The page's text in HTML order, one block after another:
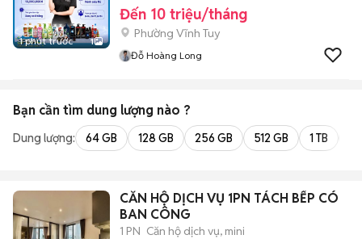
1 phút trước 1
Đến 10 triệu/tháng
Phường Vĩnh Tuy
Đỗ Hoàng Long
Bạn cần tìm dung lượng nào ?
Dung lượng: 64 GB 128 GB 256 GB 512 GB 1 TB
CĂN HỘ DỊCH VỤ 1PN TÁCH BẾP CÓ
BAN CÔNG
1 PN Căn hộ dịch vụ, mini